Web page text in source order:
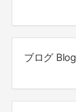
ブログ Blog